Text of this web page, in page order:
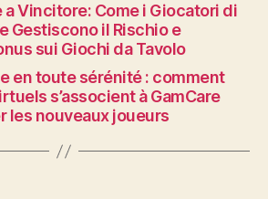
a Vincitore: Come i Giocatori di
Gestiscono il Rischio e
sui Giochi da Tavolo
en toute sérénité : comment
s’associent à GamCare
les nouveaux joueurs